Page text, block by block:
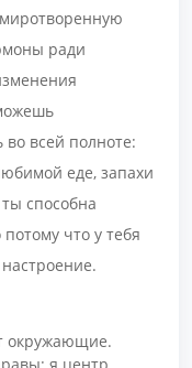
ради
во всей полноте:
еде, запахи
способна
что у тебя
окружающие.